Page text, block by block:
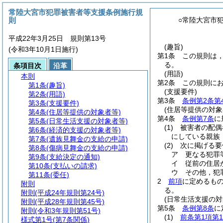
○常陸大宮市
(趣旨)
第1条
この規則は
る。
(用語)
第2条
この規則に
(支援要件)
第3条
条例第2条第
(住居等提供の対
第4条
条例第7条に
(1)
被害者の配
にしている親族
(2)
次に掲げる
ア
更なる犯罪
イ
従前の住居
ウ
その他，犯
2
前項に定めるも
る。
(日常生活支援の
第5条
条例第8条に
(1)
前条第1項第
常陸大宮市犯罪被害者等支援条例施行規
則
平成22年3月25日 規則第13号
(令和3年10月1日施行)
条項目次
沿革
本則
第1条(趣旨)
第2条(用語)
第3条(支援要件)
第4条(住居等提供の対象者等)
第5条(日常生活支援の対象者等)
第6条(経済的支援の対象者等)
第7条(遺族見舞金の支給の申請)
第8条(傷病見舞金の支給の申請)
第9条(支給決定の通知)
第10条(支払いの請求)
第11条(委任)
附則
附則 (平成24年規則第24号)
附則 (平成28年規則第45号)
附則 (令和3年規則第51号)
様式第1号(第7条関係)